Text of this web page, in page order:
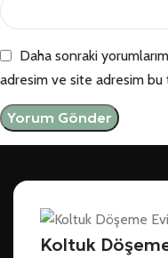
Daha sonraki
adresim ve site adresim bu
Koltuk